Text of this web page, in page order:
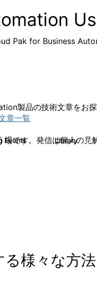
Pak for Business
製品の技術文章をお探
章一覧
です。 発信は個人の見
Events Library 50
様々な方法